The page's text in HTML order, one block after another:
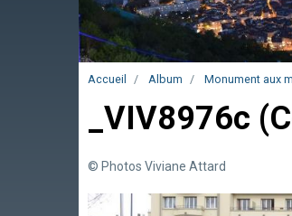
Accueil Album Monument aux
_VIV8976c
© Photos Viviane Attard